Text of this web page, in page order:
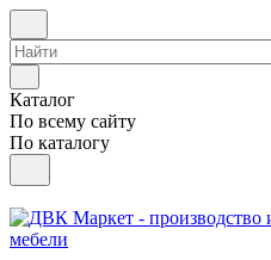
Каталог
По всему сайту
По каталогу